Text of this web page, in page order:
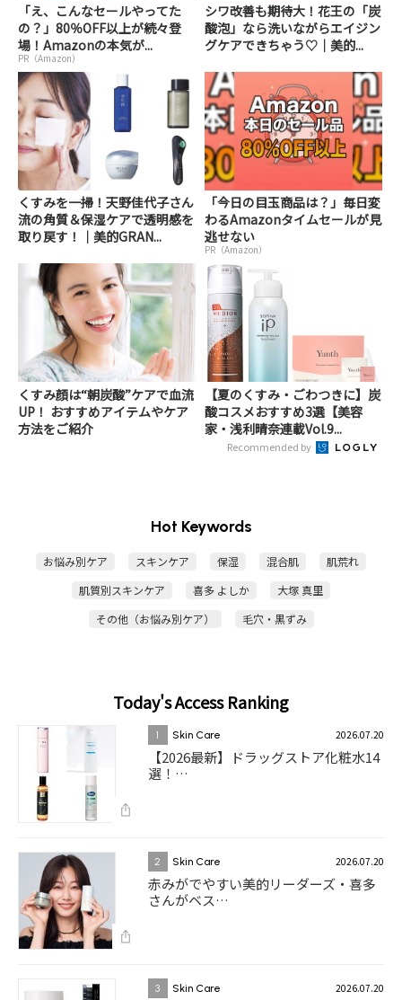
「え、こんなセールやってた
の？」80％OFF以上が続々登
場！Amazonの本気が...
PR（Amazon）
シワ改善も期待大！花王の「炭
酸泡」なら洗いながらエイジン
グケアできちゃう♡｜美的...
くすみを一掃！天野佳代子さん
流の角質＆保湿ケアで透明感を
取り戻す！｜美的GRAN...
「今日の目玉商品は？」毎日変
わるAmazonタイムセールが見
逃せない
PR（Amazon）
くすみ顔は“朝炭酸”ケアで血流
UP！ おすすめアイテムやケア
方法をご紹介
【夏のくすみ・ごわつきに】炭
酸コスメおすすめ3選【美容
家・浅利晴奈連載Vol.9...
Recommended by
Hot Keywords
お悩み別ケア スキンケア 保湿 混合肌
肌荒れ
肌質別スキンケア
喜多 よしか
大塚 真里
その他（お悩み別ケア）
毛穴・黒ずみ
Today's Access Ranking
1 Skin Care 2026.07.20
【2026最新】ドラッグストア化粧水14
選！…
2 Skin Care 2026.07.20
赤みがでやすい美的リーダーズ・喜多
さんがベス…
3 Skin Care 2026.07.20